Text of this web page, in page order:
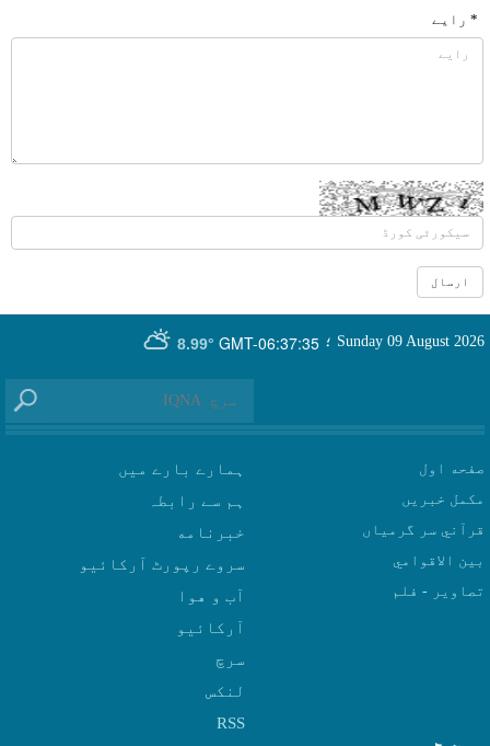
* رایے
GMT-06:37:35
8.99° Sunday 09 August 2026 ؛
صفحه اول
مکمل خبریں
قرآني سر گرمياں
بين الاقوامي
تصاوير - فلم
ہمارے بارے میں
ہم سے رابطہ
سروے رپورٹ آرکائیو
آب و هوا
سرچ
لنکس
RSS